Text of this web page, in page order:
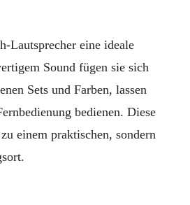
Lautsprecher eine ideale
Sound fügen sie sich
Sets und Farben, lassen
bedienen. Diese
einem praktischen, sondern